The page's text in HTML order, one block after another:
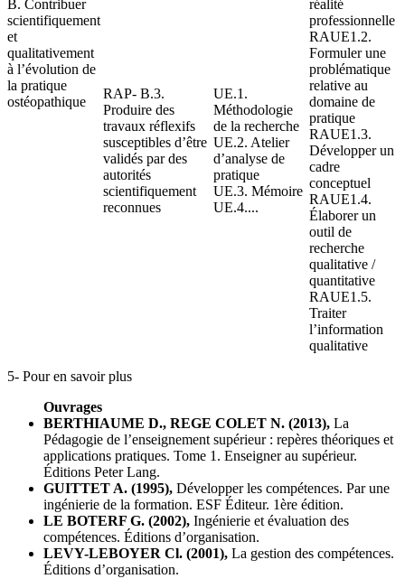
B. Contribuer
scientifiquement
et
qualitativement
à l’évolution de
la pratique
ostéopathique
RAP- B.3.
Produire des
travaux réflexifs
susceptibles d’être
validés par des
autorités
scientifiquement
reconnues
UE.1.
Méthodologie
de la recherche
UE.2. Atelier
d’analyse de
pratique
UE.3. Mémoire
UE.4....
réalité
professionnelle
RAUE1.2.
Formuler une
problématique
relative au
domaine de
pratique
RAUE1.3.
Développer un
cadre
conceptuel
RAUE1.4.
Élaborer un
outil de
recherche
qualitative /
quantitative
RAUE1.5.
Traiter
l’information
qualitative
5- Pour en savoir plus
Ouvrages
BERTHIAUME D., REGE COLET N. (2013), La
Pédagogie de l’enseignement supérieur : repères théoriques et
applications pratiques. Tome 1. Enseigner au supérieur.
Éditions Peter Lang.
GUITTET A. (1995), Développer les compétences. Par une
ingénierie de la formation. ESF Éditeur. 1ère édition.
LE BOTERF G. (2002), Ingénierie et évaluation des
compétences. Éditions d’organisation.
LEVY-LEBOYER Cl. (2001), La gestion des compétences.
Éditions d’organisation.